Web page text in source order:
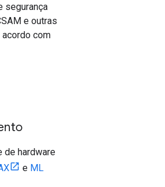
segurança
e outras
com
de hardware
e ML